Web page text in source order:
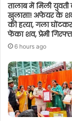
तालाब में मिली
खुलासा! अफेयर के
की हत्या, गला
फेंका शव, प्रेमी
6 hours ago